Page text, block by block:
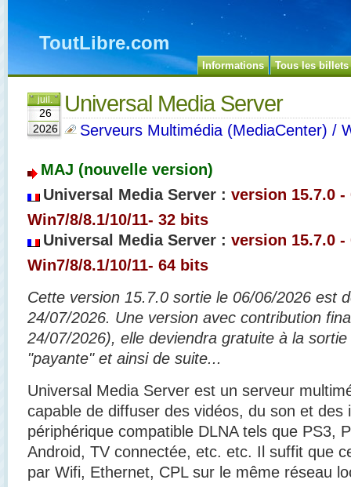
ToutLibre.com
Informations Tous les billets
juil.
26
2026
Universal Media Server
Serveurs Multimédia (MediaCenter) /
MAJ (nouvelle version)
Universal Media Server : version 15.7.0 -
Win7/8/8.1/10/11- 32 bits
Universal Media Server : version 15.7.0 -
Win7/8/8.1/10/11- 64 bits
Cette version 15.7.0 sortie le 06/06/2026 est
24/07/2026. Une version avec contribution
24/07/2026), elle deviendra gratuite à la
"payante" et ainsi de suite...
Universal Media Server est un serveur
capable de diffuser des vidéos, du son et des
périphérique compatible DLNA tels que PS3,
Android, TV connectée, etc. etc. Il suffit que
par Wifi, Ethernet, CPL sur le même réseau